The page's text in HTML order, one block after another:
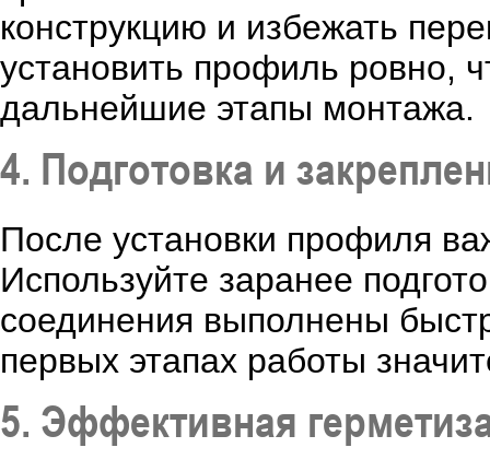
конструкцию и избежать
установить профиль ровно,
дальнейшие этапы монтажа.
4. Подготовка и
После установки профиля
Используйте заранее
соединения выполнены
первых этапах работы
5. Эффективная